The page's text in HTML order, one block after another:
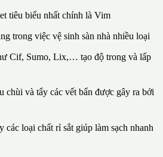
tiêu biểu nhất chính là Vim
trong việc vệ sinh sàn nhà nhiều loại
Cif, Sumo, Lix,… tạo độ trong và lấp
chùi và tẩy các vết bẩn được gây ra bởi
các loại chất rỉ sắt giúp làm sạch nhanh